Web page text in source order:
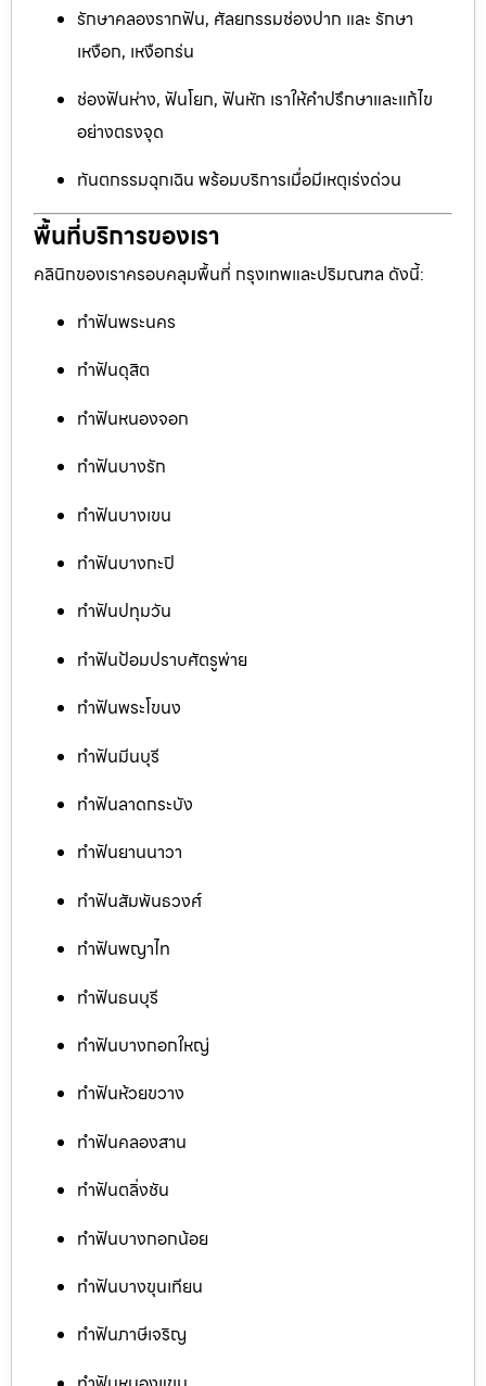
รักษาคลองรากฟัน, ศัลยกรรมช่องปาก และ รักษา
เหงือก, เหงือกร่น
ช่องฟันห่าง, ฟันโยก, ฟันหัก เราให้คำปรึกษาและแก้ไข
อย่างตรงจุด
ทันตกรรมฉุกเฉิน พร้อมบริการเมื่อมีเหตุเร่งด่วน
พื้นที่บริการของเรา
คลินิกของเราครอบคลุมพื้นที่ กรุงเทพและปริมณฑล ดังนี้:
ทำฟันพระนคร
ทำฟันดุสิต
ทำฟันหนองจอก
ทำฟันบางรัก
ทำฟันบางเขน
ทำฟันบางกะปิ
ทำฟันปทุมวัน
ทำฟันป้อมปราบศัตรูพ่าย
ทำฟันพระโขนง
ทำฟันมีนบุรี
ทำฟันลาดกระบัง
ทำฟันยานนาวา
ทำฟันสัมพันธวงศ์
ทำฟันพญาไท
ทำฟันธนบุรี
ทำฟันบางกอกใหญ่
ทำฟันห้วยขวาง
ทำฟันคลองสาน
ทำฟันตลิ่งชัน
ทำฟันบางกอกน้อย
ทำฟันบางขุนเทียน
ทำฟันภาษีเจริญ